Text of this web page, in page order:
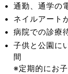
通勤、通学の
ネイルアート
病院での診療
子供と公園に
間
※定期的にお